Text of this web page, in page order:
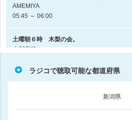
AMEMIYA
05:45 ～ 06:00
土曜朝６時 木梨の会。
木梨憲武
今旬！インフォメーション
ラジコで聴取可能な都道府県
新潟県